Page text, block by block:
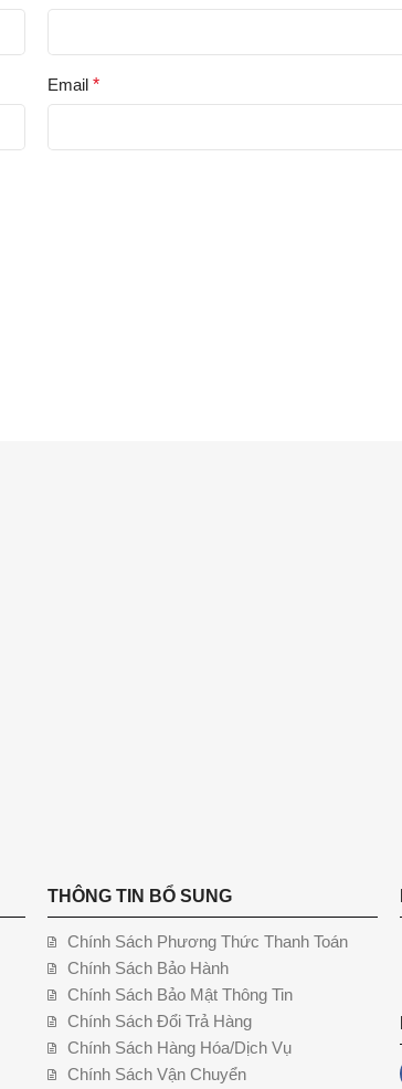
Email *
THÔNG TIN BỔ SUNG
Chính Sách Phương Thức Thanh Toán
Chính Sách Bảo Hành
Chính Sách Bảo Mật Thông Tin
Chính Sách Đổi Trả Hàng
Chính Sách Hàng Hóa/Dịch Vụ
Chính Sách Vận Chuyển